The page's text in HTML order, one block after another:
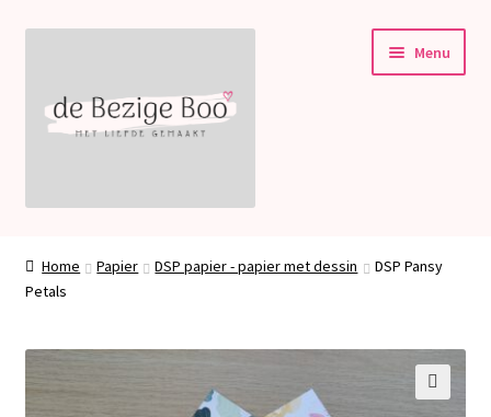
navigatie
inhoud
Menu
Welkom bij deBezigeBoo!
Blog
Home Papier DSP papier - papier met dessin
DSP Pansy
Petals